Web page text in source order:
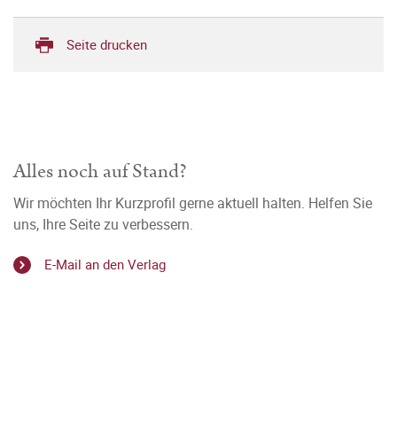
Seite drucken
Alles noch auf Stand?
Wir möchten Ihr Kurzprofil gerne aktuell halten. Helfen Sie
uns, Ihre Seite zu verbessern.
E-Mail an den Verlag